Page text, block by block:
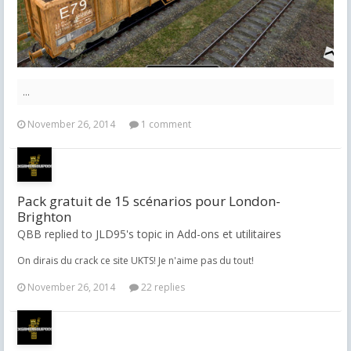
...
November 26, 2014 1 comment
Pack gratuit de 15 scénarios pour London-
Brighton
QBB replied to JLD95's topic in Add-ons et utilitaires
On dirais du crack ce site UKTS! Je n'aime pas du tout!
November 26, 2014
22 replies